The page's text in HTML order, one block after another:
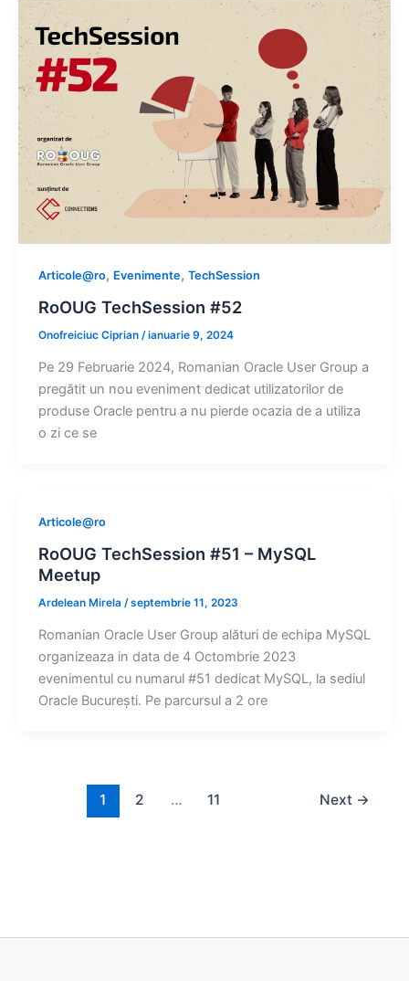
Articole@ro, Evenimente, TechSession
RoOUG TechSession #52
Onofreiciuc Ciprian /ianuarie 9, 2024
Pe 29 Februarie 2024, Romanian Oracle User Group a
pregătit un nou eveniment dedicat utilizatorilor de
produse Oracle pentru a nu pierde ocazia de a utiliza
o zi ce se
Articole@ro
RoOUG TechSession #51 – MySQL
Meetup
Ardelean Mirela /septembrie 11, 2023
Romanian Oracle User Group alături de echipa MySQL
organizeaza in data de 4 Octombrie 2023
evenimentul cu numarul #51 dedicat MySQL, la sediul
Oracle Bucureşti. Pe parcursul a 2 ore
1 2 … 11 Next →